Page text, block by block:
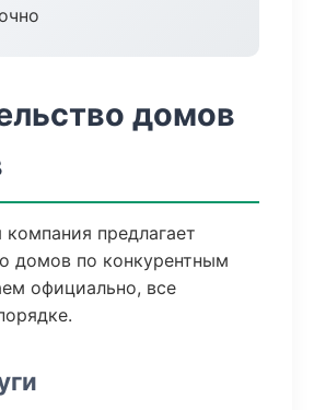
домов
компания предлагает
домов по конкурентным
официально, все